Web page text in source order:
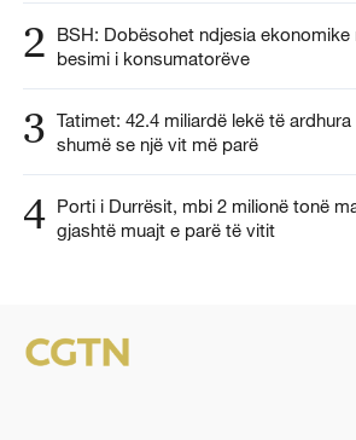
2
BSH: Dobësohet ndjesia
besimi i konsumatorëve
3 Tatimet: 42.4 miliardë lekë të
shumë se një vit më parë
4 Porti i Durrësit, mbi 2 milionë tonë
gjashtë muajt e parë të vitit